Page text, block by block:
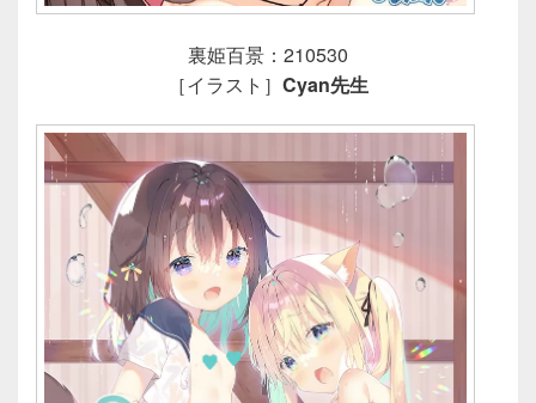
裏姫百景：210530
［イラスト］ Cyan先生